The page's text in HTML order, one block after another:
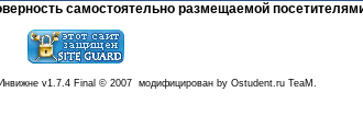
самостоятельно размещаемой
v1.7.4 Final © 2007 модифицирован by Ostudent.ru TeaM.